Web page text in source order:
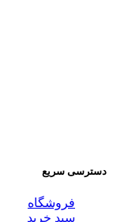
دسترسی سریع
فروشگاه
سبد خرید